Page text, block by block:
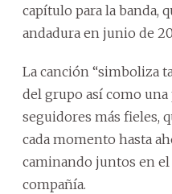
capítulo para la banda,
andadura en junio de
La canción “simboliza
del grupo así como una
seguidores más fieles,
cada momento hasta
caminando juntos en el
compañía.